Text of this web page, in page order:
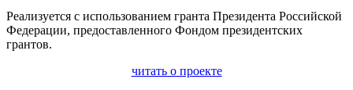
Реализуется с использованием гранта Президента Российской
Федерации, предоставленного Фондом президентских
грантов.
читать о проекте